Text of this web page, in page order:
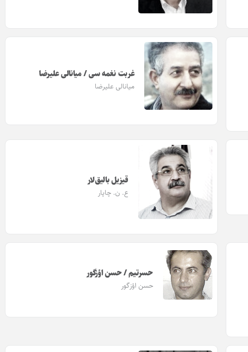
غربت نغمه سی / میانالی علیرضا
میانالی علیرضا
قیزیل بالیق‌لار
ع. ن. چاپار
حسرتیم / حسن اؤزگور
حسن اؤزگور